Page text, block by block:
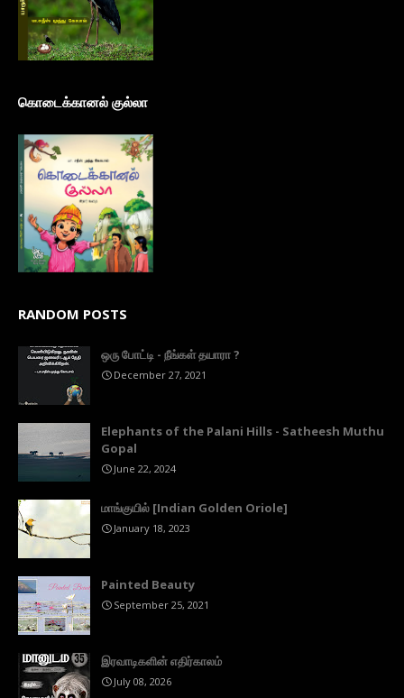
கொடைக்கானல் குல்லா
RANDOM POSTS
ஒரு போட்டி - நீங்கள் தயாரா ?
December 27, 2021
Elephants of the Palani Hills - Satheesh Muthu
Gopal
June 22, 2024
மாங்குயில் [Indian Golden Oriole]
January 18, 2023
Painted Beauty
September 25, 2021
இரவாடிகளின் எதிர்காலம்
July 08, 2026